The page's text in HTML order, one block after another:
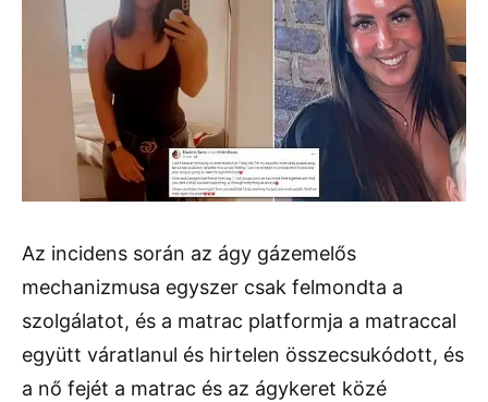
Az incidens során az ágy gázemelős
mechanizmusa egyszer csak felmondta a
szolgálatot, és a matrac platformja a matraccal
együtt váratlanul és hirtelen összecsukódott, és
a nő fejét a matrac és az ágykeret közé